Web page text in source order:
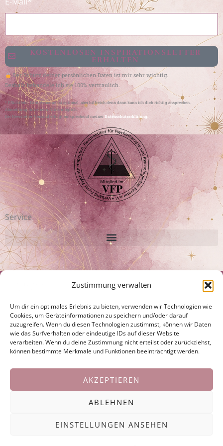
Zustimmung verwalten
Um dir ein optimales Erlebnis zu bieten, verwenden wir Technologien wie
Cookies, um Geräteinformationen zu speichern und/oder darauf
zuzugreifen. Wenn du diesen Technologien zustimmst, können wir Daten
wie das Surfverhalten oder eindeutige IDs auf dieser Website
verarbeiten. Wenn du deine Zustimmung nicht erteilst oder zurückziehst,
können bestimmte Merkmale und Funktionen beeinträchtigt werden.
AKZEPTIEREN
ABLEHNEN
EINSTELLUNGEN ANSEHEN
KOSTENLOSEN INSPIRATIONSLETTER
ERHALTEN
Der Schutz deiner persönlichen Daten ist mir sehr wichtig.
Deshalb behandele ich sie 100% vertraulich.
* Pflichtfeld. Dein Vorname ist optional, aber hilfreich denn dann kann ich dich richtig ansprechen.
Abmeldung mit einem Klick möglich.
Der Newsletter-Versand erfolgt entsprechend meiner Datenschutzerklärung.
Service
Hypnosen, Coachings und energetische Behandlungen ersetzen nicht die
Behandlung durch einen Arzt, Psychologen oder Heilpraktiker, sind jedoch
eine wertvolle Ergänzung zu laufenden Behandlungen und unterstützen
die Selbstheilungskräfte.
bzw. künftige nicht hinausgeschoben oder unterlassen werden.